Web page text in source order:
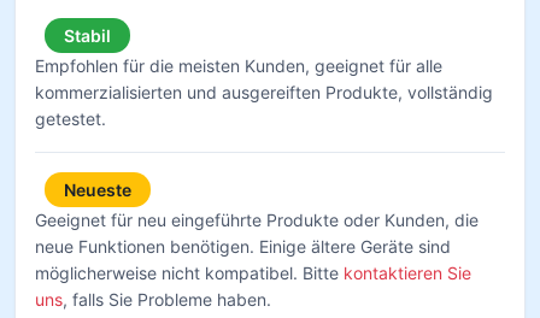
Stabil
Empfohlen für die meisten Kunden, geeignet für alle
kommerzialisierten und ausgereiften Produkte, vollständig
getestet.
Neueste
Geeignet für neu eingeführte Produkte oder Kunden, die
neue Funktionen benötigen. Einige ältere Geräte sind
möglicherweise nicht kompatibel. Bitte kontaktieren Sie
uns, falls Sie Probleme haben.